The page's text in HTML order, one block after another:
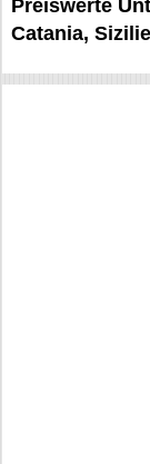
Preiswerte
Catania,